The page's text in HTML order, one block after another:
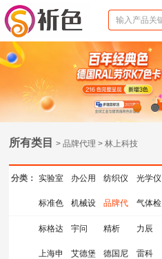
2
所有类目> 品牌代理 > 林上科技
分类： 实验室
仪器
办公用
品
纺织仪
器
光学仪
器
标准色
卡
机械设
备
品牌代
理
气体检
测仪器
标格达 宇问 精析 力辰
上海申 艾德堡 德国尼 雷科